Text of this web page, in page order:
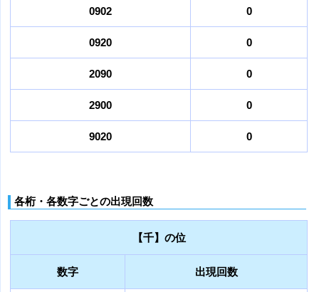
0902 0
0920 0
2090 0
2900 0
9020 0
各桁・各数字ごとの出現回数
【千】の位
数字 出現回数